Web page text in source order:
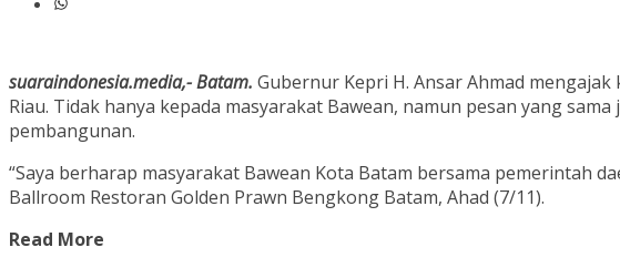
suaraindonesia.media,- Batam. Gubernur Kepri H. Ansar Ahmad
Riau. Tidak hanya kepada masyarakat Bawean, namun pesan yang
pembangunan.
“Saya berharap masyarakat Bawean Kota Batam bersama pemerintah
Ballroom Restoran Golden Prawn Bengkong Batam, Ahad (7/11).
Read More